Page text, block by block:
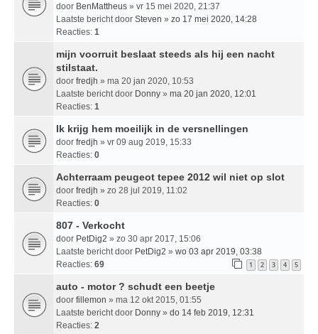
door BenMattheus » vr 15 mei 2020, 21:37
Laatste bericht door Steven » zo 17 mei 2020, 14:28
Reacties: 1
mijn voorruit beslaat steeds als hij een nacht
stilstaat.
door fredjh » ma 20 jan 2020, 10:53
Laatste bericht door Donny » ma 20 jan 2020, 12:01
Reacties: 1
Ik krijg hem moeilijk in de versnellingen
door fredjh » vr 09 aug 2019, 15:33
Reacties: 0
Achterraam peugeot tepee 2012 wil niet op slot
door fredjh » zo 28 jul 2019, 11:02
Reacties: 0
807 - Verkocht
door PetDig2 » zo 30 apr 2017, 15:06
Laatste bericht door PetDig2 » wo 03 apr 2019, 03:38
Reacties: 69 1 2 3 4 5
auto - motor ? schudt een beetje
door fillemon » ma 12 okt 2015, 01:55
Laatste bericht door Donny » do 14 feb 2019, 12:31
Reacties: 2